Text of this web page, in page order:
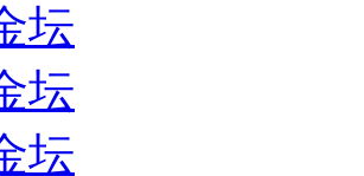
坛
坛
坛